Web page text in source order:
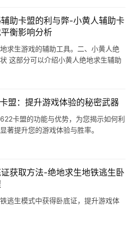
助卡盟的利与弊-小黄人辅助卡
衡影响分析
求生游戏的辅助工具。二、小黄人绝
这部分可以介绍小黄人绝地求生辅助
盟：提升游戏体验的秘密武器
卡盟的功能与优势，为您揭示如何利
著提升您的游戏体验与胜率。
获取方法-绝地求生地铁逃生卧
逃生模式中获得卧底证，提升游戏体